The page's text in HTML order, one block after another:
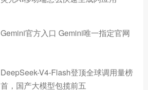
Gemini官方入口 Gemini唯一指定官网
DeepSeek-V4-Flash登顶全球调用量榜
首，国产大模型包揽前五